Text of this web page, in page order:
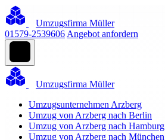
Umzugsfirma Müller
01579-2539606 Angebot anfordern
Umzugsfirma Müller
Umzugsunternehmen Arzberg
Umzug von Arzberg nach Berlin
Umzug von Arzberg nach Hamburg
Umzug von Arzberg nach München